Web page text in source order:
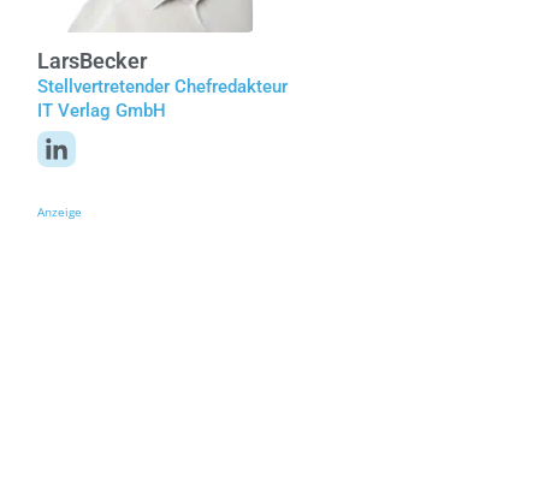
LarsBecker
Stellvertretender Chefredakteur
IT Verlag GmbH
Anzeige